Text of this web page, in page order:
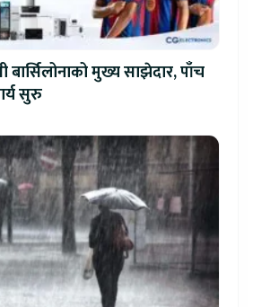
बार्सिलोनाको मुख्य साझेदार, पाँच
सुरु